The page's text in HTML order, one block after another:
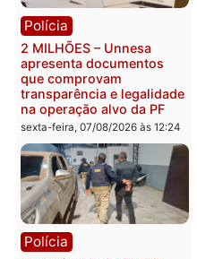
Política
Marcos Rogério apresenta
Plano de Governo com
228 projetos, metas
públicas e
acompanhamento de
resultados
sexta-feira, 07/08/2026 às 18:49